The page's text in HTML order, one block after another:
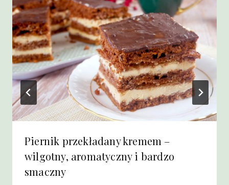
Piernik przekładany kremem –
wilgotny, aromatyczny i bardzo
smaczny